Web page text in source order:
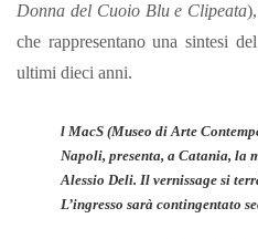
Donna del Cuoio Blu e Clipeata
che rappresentano una sintesi
ultimi dieci anni.
l MacS (Museo di Arte
Napoli, presenta, a Catania, la
Alessio Deli. Il vernissage si
L’ingresso sarà contingentato